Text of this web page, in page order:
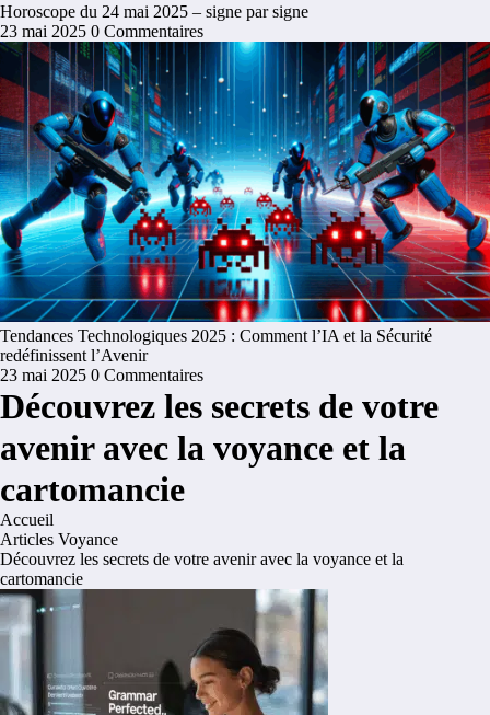
Horoscope du 24 mai 2025 – signe par signe
23 mai 2025 0 Commentaires
Tendances Technologiques 2025 : Comment l’IA et la Sécurité
redéfinissent l’Avenir
23 mai 2025 0 Commentaires
Découvrez les secrets de votre
avenir avec la voyance et la
cartomancie
Accueil
Articles Voyance
Découvrez les secrets de votre avenir avec la voyance et la
cartomancie